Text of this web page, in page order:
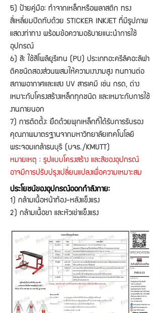
5) ป้ายคู่มือ: ทำจากเหล็กหรือพลาสติก ทรง
สี่เหลี่ยมปิดทับด้วย STICKER INKJET ที่มีรูปภาพ
แสดงท่าทาง พร้อมข้อความอธิบายแนะนำการใช้
อุปกรณ์
6) สี: ใช้สีโพลียูรีเทน (PU) ประเภทอะครีลิคอะลิฟา
ติคชนิดสองส่วนผสมให้ความเงางามสูง ทนทานต่อ
สภาพอากาศและแสง UV สารเคมี เช่น กรด, ด่าง
เหมาะกับโครงสร้างเหล็กทุกชนิด และเหมาะกับการใช้
งานภายนอก
7) การติดตั้ง: ยึดด้วยพุกเหล็กที่ได้รับการรับรอง
คุณภาพมาตรฐานจากมหาวิทยาลัยเทคโนโลยี
พระจอมเกล้าธนบุรี (บจธ./KMUTT)
หมายเหตุ : รูปแบบโครงสร้าง และสีของอุปกรณ์
อาจมีการปรับปรุงเปลี่ยนแปลงเพื่อความเหมาะสม
ประโยชน์ของอุปกรณ์ออกกำลังกาย:
1) กล้ามเนื้อหน้าท้อง-หลังแข็งแรง
2) กล้ามเนื้อขา และหัวเข่าแข็งแรง